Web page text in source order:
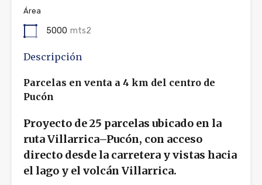
Área
5000 mts2
Descripción
Parcelas en venta a 4 km del centro de
Pucón
Proyecto de 25 parcelas ubicado en la
ruta Villarrica–Pucón, con acceso
directo desde la carretera y vistas hacia
el lago y el volcán Villarrica.